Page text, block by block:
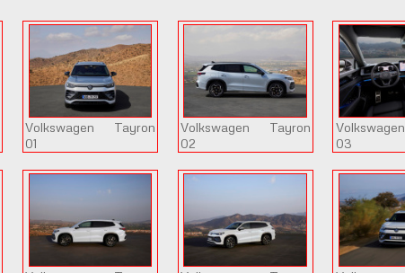
Volkswagen Tayron
01
Volkswagen Tayron
02
03